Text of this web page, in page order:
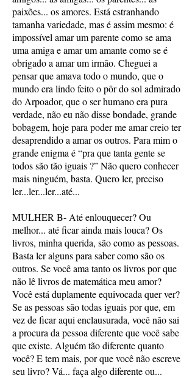
paixões... os amores. Está estranhando
tamanha variedade, mas é assim mesmo: é
impossível amar um parente como se ama
uma amiga e amar um amante como se é
obrigado a amar um irmão. Cheguei a
pensar que amava todo o mundo, que o
mundo era lindo feito o pôr do sol admirado
do Arpoador, que o ser humano era pura
verdade, não eu não disse bondade, grande
bobagem, hoje para poder me amar creio ter
desaprendido a amar os outros. Para mim o
grande enigma é “pra que tanta gente se
todos são tão iguais ?” Não quero conhecer
mais ninguém, basta. Quero ler, preciso
ler...ler...ler...até...
MULHER B- Até enlouquecer? Ou
melhor... até ficar ainda mais louca? Os
livros, minha querida, são como as pessoas.
Basta ler alguns para saber como são os
outros. Se você ama tanto os livros por que
não lê livros de matemática meu amor?
Você está duplamente equivocada quer ver?
Se as pessoas são todas iguais por que, em
vez de ficar aqui enclausurada, você não sai
a procura da pessoa diferente que você sabe
que existe. Alguém tão diferente quanto
você? E tem mais, por que você não escreve
seu livro? Vá... faça algo diferente ou...